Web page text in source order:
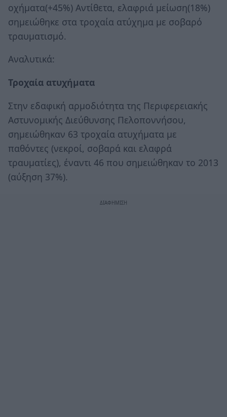
οχήματα(+45%) Αντίθετα, ελαφριά μείωση(18%)
σημειώθηκε στα τροχαία ατύχημα με σοβαρό
τραυματισμό.
Αναλυτικά:
Τροχαία ατυχήματα
Στην εδαφική αρμοδιότητα της Περιφερειακής
Αστυνομικής Διεύθυνσης Πελοποννήσου,
σημειώθηκαν 63 τροχαία ατυχήματα με
παθόντες (νεκροί, σοβαρά και ελαφρά
τραυματίες), έναντι 46 που σημειώθηκαν το 2013
(αύξηση 37%).